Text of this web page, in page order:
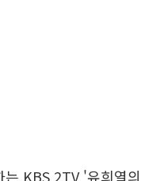
KBS 2TV '유희열